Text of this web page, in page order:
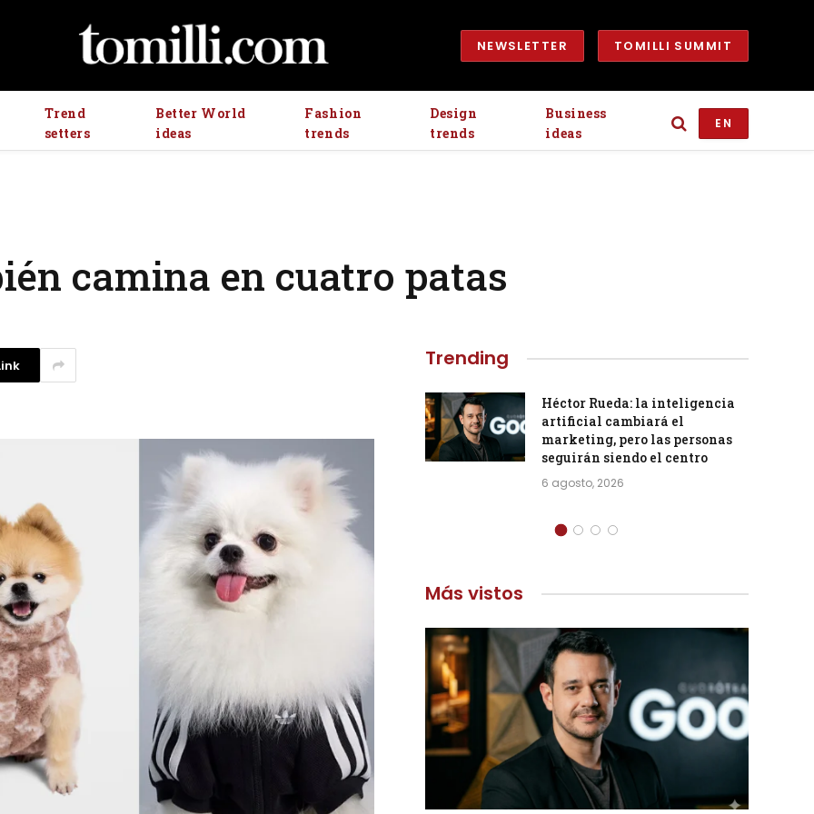
NEWSLETTER TOMILLI SUMMIT
Trend
setters
Better World
ideas
Fashion
trends
Design
trends
Business
ideas
EN
camina en cuatro patas
Trending
ansiedad de los usuarios
3 agosto, 2026
Héctor Rueda: la inteligencia
artificial cambiará el
marketing, pero las personas
seguirán siendo el centro
6 agosto, 2026
Más vistos